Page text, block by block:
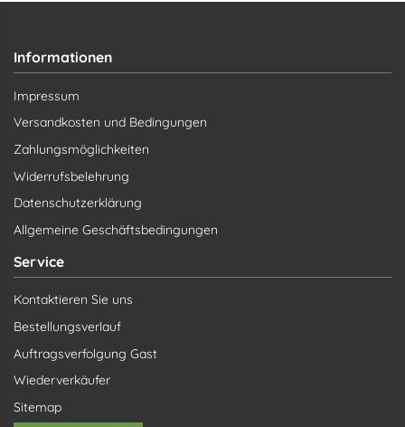
Informationen
Impressum
Versandkosten und Bedingungen
Zahlungsmöglichkeiten
Widerrufsbelehrung
Datenschutzerklärung
Allgemeine Geschäftsbedingungen
Service
Kontaktieren Sie uns
Bestellungsverlauf
Auftragsverfolgung Gast
Wiederverkäufer
Sitemap